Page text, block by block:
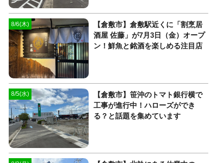
8/6(木)
【倉敷市】倉敷駅近くに「割烹居
酒屋 佐藤」が7月3日（金）オープ
ン！鮮魚と銘酒を楽しめる注目店
8/5(水)
【倉敷市】笹沖のトマト銀行横で
工事が進行中！ハローズができ
る？と話題を集めています